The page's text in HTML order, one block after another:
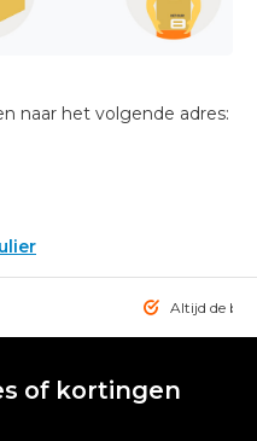
naar het volgende adres:
Altijd de
of kortingen